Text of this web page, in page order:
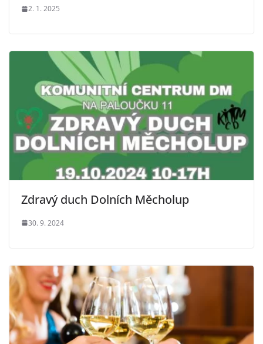
2. 1. 2025
Zdravý duch Dolních Měcholup
30. 9. 2024